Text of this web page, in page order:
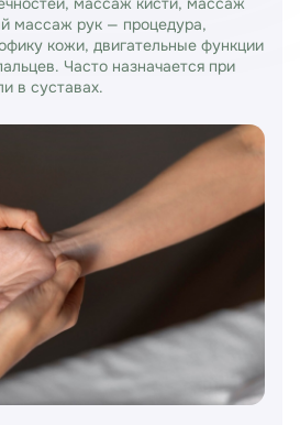
массаж рук — процедура,
кожи, двигательные функции
Часто назначается при
в суставах.